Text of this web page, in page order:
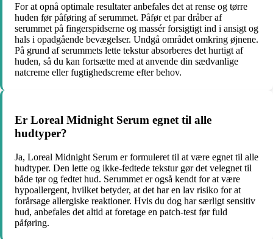
For at opnå optimale resultater anbefales det at rense og tørre
huden før påføring af serummet. Påfør et par dråber af
serummet på fingerspidserne og massér forsigtigt ind i ansigt og
hals i opadgående bevægelser. Undgå området omkring øjnene.
På grund af serummets lette tekstur absorberes det hurtigt af
huden, så du kan fortsætte med at anvende din sædvanlige
natcreme eller fugtighedscreme efter behov.
Er Loreal Midnight Serum egnet til alle
hudtyper?
Ja, Loreal Midnight Serum er formuleret til at være egnet til alle
hudtyper. Den lette og ikke-fedtede tekstur gør det velegnet til
både tør og fedtet hud. Serummet er også kendt for at være
hypoallergent, hvilket betyder, at det har en lav risiko for at
forårsage allergiske reaktioner. Hvis du dog har særligt sensitiv
hud, anbefales det altid at foretage en patch-test før fuld
påføring.